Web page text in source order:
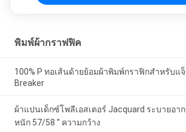
พิมพ์ผ้ากราฟฟิค
100% P ทอเส้นด้ายย้อมผ้าพิมพ์กราฟิกสำหรับแ
Breaker
ผ้าแปนเด็กซ์โพลีเอสเตอร์ Jacquard ระบายอา
หนัก 57/58 '' ความกว้าง